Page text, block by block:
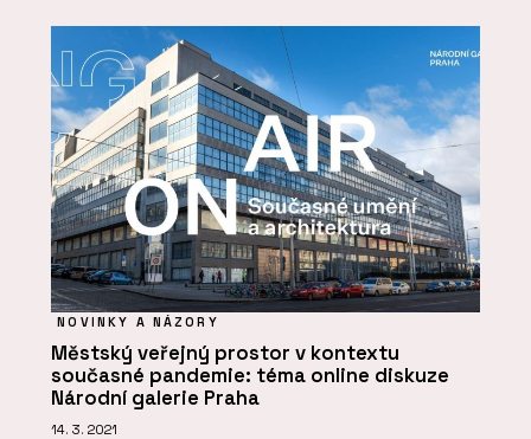
NOVINKY A NÁZORY
Městský veřejný prostor v kontextu
současné pandemie: téma online diskuze
Národní galerie Praha
14. 3. 2021